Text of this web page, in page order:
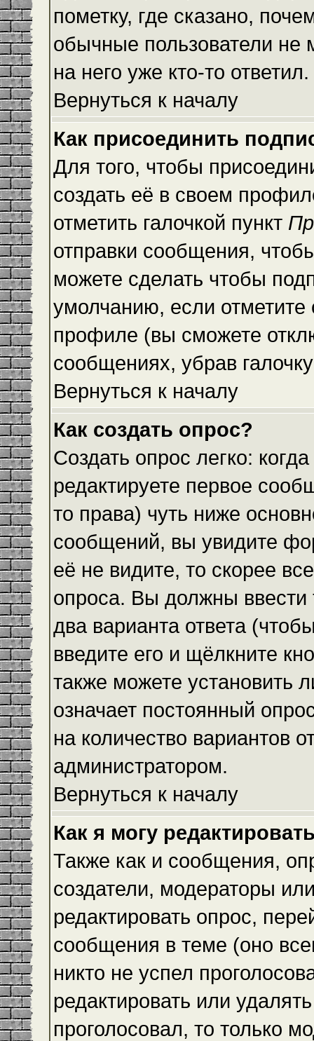
пометку, где сказано,
обычные пользователи не
на него уже кто-то ответил.
Вернуться к началу
Как присоединить
Для того, чтобы
создать её в своем
отметить галочкой пункт
отправки сообщения,
можете сделать чтобы
умолчанию, если
профиле (вы сможете
сообщениях, убрав
Вернуться к началу
Как создать опрос?
Создать опрос легко:
редактируете первое
то права) чуть ниже
сообщений, вы увидите
её не видите, то скорее
опроса. Вы должны
два варианта ответа
введите его и щёлкните
также можете установить
означает постоянный
на количество вариантов
администратором.
Вернуться к началу
Как я могу
Также как и сообщения,
создатели, модераторы
редактировать опрос,
сообщения в теме (оно
никто не успел
редактировать или
проголосовал, то только